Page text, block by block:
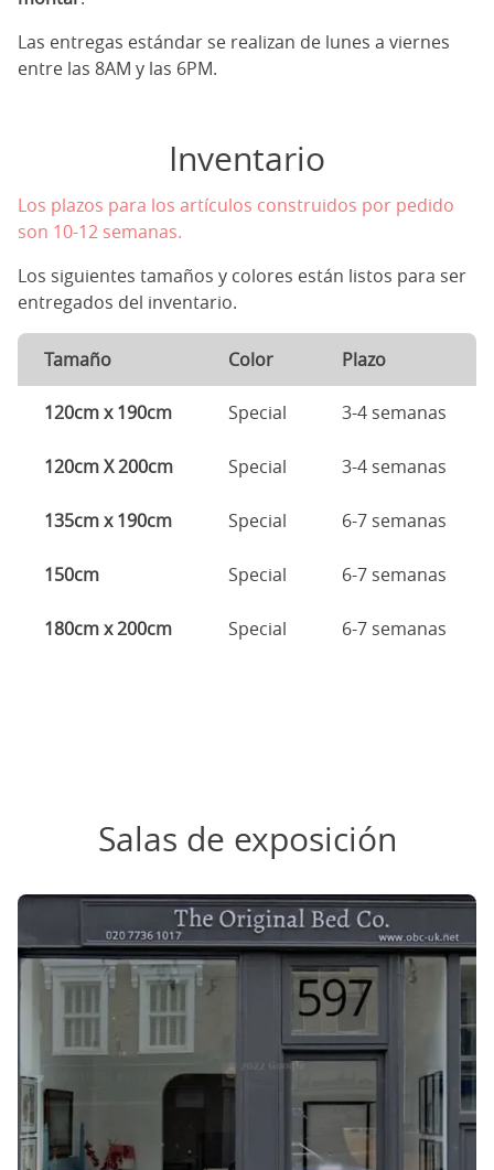
Las entregas estándar se realizan de lunes a viernes
entre las 8AM y las 6PM.
Inventario
Los plazos para los artículos construidos por pedido
son 10-12 semanas.
Los siguientes tamaños y colores están listos para ser
entregados del inventario.
Tamaño Color Plazo
120cm x 190cm Special 3-4 semanas
120cm X 200cm Special 3-4 semanas
135cm x 190cm Special 6-7 semanas
150cm Special 6-7 semanas
180cm x 200cm Special 6-7 semanas
Salas de exposición